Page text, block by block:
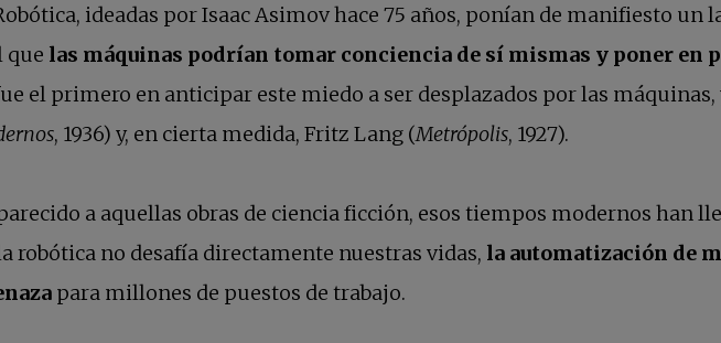
ideadas por Isaac Asimov hace 75 años, ponían de manifiesto
que las máquinas podrían tomar conciencia de sí mismas y poner en
el primero en anticipar este miedo a ser desplazados por las
, 1936) y, en cierta medida, Fritz Lang (Metrópolis, 1927).
a aquellas obras de ciencia ficción, esos tiempos modernos han
robótica no desafía directamente nuestras vidas, la automatización de
para millones de puestos de trabajo.